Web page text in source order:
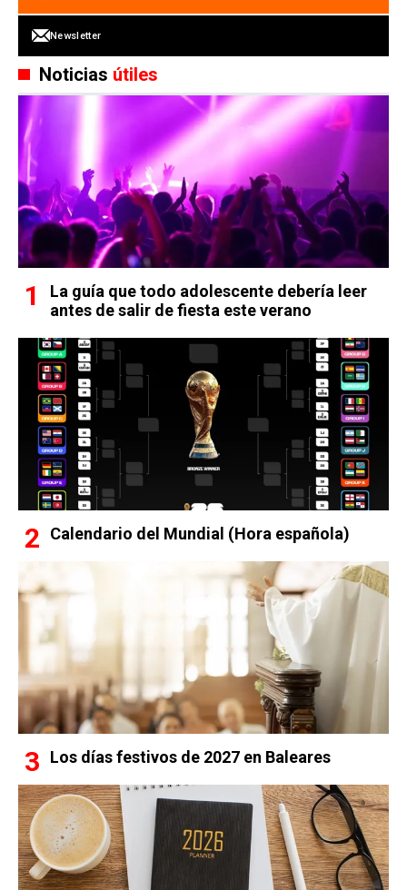
Newsletter
Noticias útiles
La guía que todo adolescente debería leer
antes de salir de fiesta este verano
Calendario del Mundial (Hora española)
Los días festivos de 2027 en Baleares